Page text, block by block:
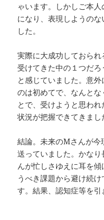
ゃいます。しかしご本
になり、表現しようの
した。
実際に大成功しておら
受けてきた中の１つだ
と感じていました。意
のは初めてで、なんと
とで、受けようと思わ
状況が把握できてきまし
結論。未来のMさんが
送っていました。かな
んが忙しさゆえに耳を
うべき課題から避け続
す。結果、認知症等を引